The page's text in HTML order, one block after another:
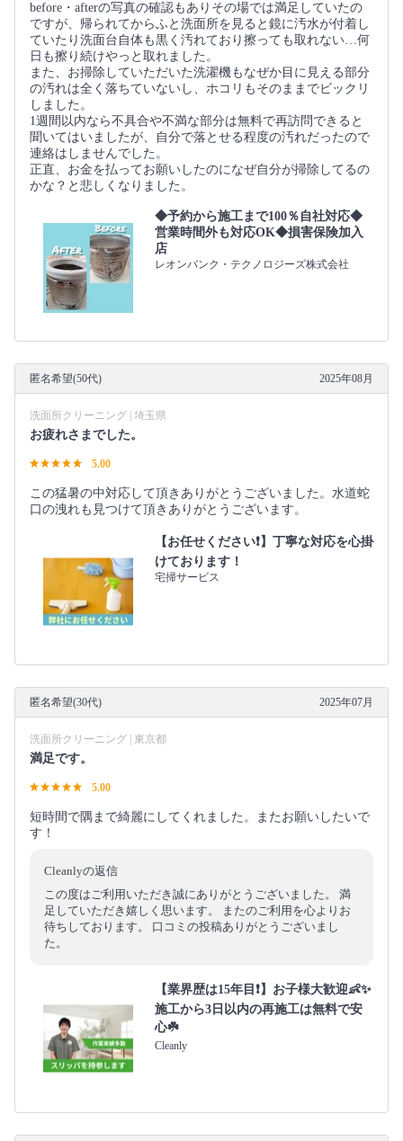
before・afterの写真の確認もありその場では満足していたの
ですが、帰られてからふと洗面所を見ると鏡に汚水が付着し
ていたり洗面台自体も黒く汚れており擦っても取れない…何
日も擦り続けやっと取れました。
また、お掃除していただいた洗濯機もなぜか目に見える部分
の汚れは全く落ちていないし、ホコリもそのままでビックリ
しました。
1週間以内なら不具合や不満な部分は無料で再訪問できると
聞いてはいましたが、自分で落とせる程度の汚れだったので
連絡はしませんでした。
正直、お金を払ってお願いしたのになぜ自分が掃除してるの
かな？と悲しくなりました。
◆予約から施工まで100％自社対応◆
営業時間外も対応OK◆損害保険加入
店
レオンバンク・テクノロジーズ株式会社
匿名希望(50代) 2025年08月
洗面所クリーニング | 埼玉県
お疲れさまでした。
5.00
この猛暑の中対応して頂きありがとうございました。水道蛇
口の洩れも見つけて頂きありがとうございます。
【お任せください❗️】丁寧な対応を心掛
けております！
宅掃サービス
匿名希望(30代) 2025年07月
洗面所クリーニング | 東京都
満足です。
5.00
短時間で隅まで綺麗にしてくれました。またお願いしたいで
す！
Cleanlyの返信
この度はご利用いただき誠にありがとうございました。 満
足していただき嬉しく思います。 またのご利用を心よりお
待ちしております。 口コミの投稿ありがとうございまし
た。
【業界歴は15年目❗️】お子様大歓迎👶✨
施工から3日以内の再施工は無料で安
心☘️
Cleanly